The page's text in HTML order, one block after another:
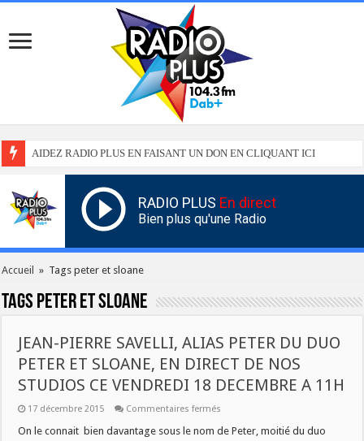
AIDEZ RADIO PLUS EN FAISANT UN DON EN CLIQUANT ICI
RADIO PLUS En direct
Bien plus qu'une Radio
Accueil » Tags peter et sloane
Tags peter et sloane
JEAN-PIERRE SAVELLI, ALIAS PETER DU DUO
PETER ET SLOANE, EN DIRECT DE NOS
STUDIOS CE VENDREDI 18 DECEMBRE A 11H
17 décembre 2015 Commentaires fermés
PIERRE
On le connait bien davantage sous le nom de Peter, moitié du duo